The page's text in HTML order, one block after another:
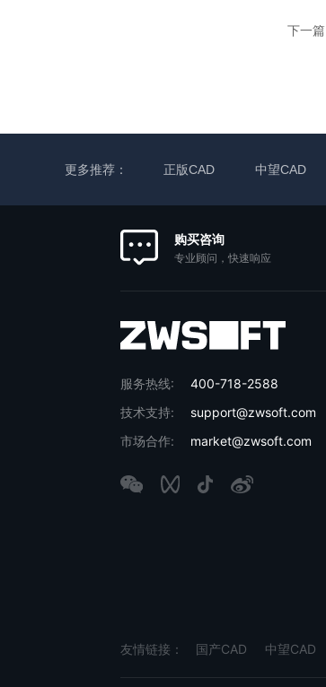
下一篇
更多推荐： 正版CAD 中望CAD
购买咨询
专业顾问，快速响应
服务热线:
400-718-2588
技术支持:
support@zwsoft.com
市场合作:
market@zwsoft.com
友情链接： 国产CAD 中望CAD